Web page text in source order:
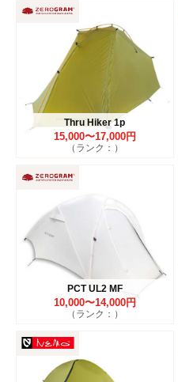
Thru Hiker 1p
15,000〜17,000円
（ランク：）
PCT UL2 MF
10,000〜14,000円
（ランク：）